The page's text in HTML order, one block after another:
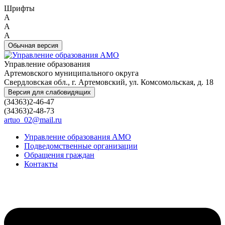
Шрифты
A
A
A
Обычная версия
Управление образования
Артемовского муниципального округа
Свердловская обл., г. Артемовский, ул. Комсомольская, д. 18
Версия для слабовидящих
(34363)2-46-47
(34363)2-48-73
artuo_02@mail.ru
Управление образования АМО
Подведомственные организации
Обращения граждан
Контакты